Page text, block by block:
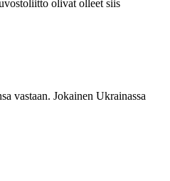
olivat olleet siis
vastaan. Jokainen Ukrainassa